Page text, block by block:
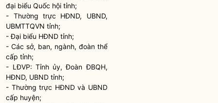
đại biểuQuốc hội tỉnh;
- Thường trực HĐND, UBND,
UBMTTQVN tỉnh;
- Đại biểu HĐND tỉnh;
- Các sở, ban, ngành, đoàn thể
cấp tỉnh;
- LĐVP: Tỉnh ủy, Đoàn ĐBQH,
HĐND, UBND tỉnh;
- Thường trực HĐND và UBND
cấp huyện;